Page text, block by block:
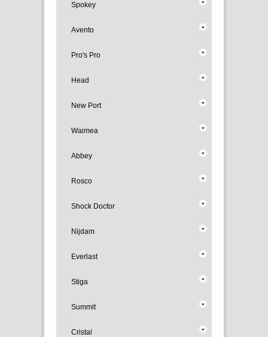
Spokey
Avento
Pro's Pro
Head
New Port
Waimea
Abbey
Rosco
Shock Doctor
Nijdam
Everlast
Stiga
Summit
Cristal